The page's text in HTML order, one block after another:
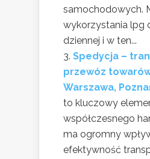
samochodowych.
wykorzystania lpg
dziennej i w ten...
Spedycja –
przewóz
Warszawa,
to kluczowy
współczesnego
ma ogromny
efektywność